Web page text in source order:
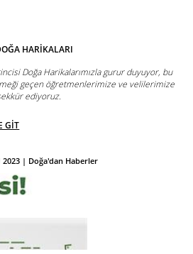
2023 | Doğa'dan Haberler
HARİKALARI
Doğa Harikalarımızla gurur duyuyor, bu
geçen öğretmenlerimize ve velilerimize
ediyoruz.
GİT